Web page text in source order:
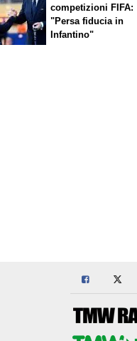
competizioni FIFA:
"Persa fiducia in
Infantino"